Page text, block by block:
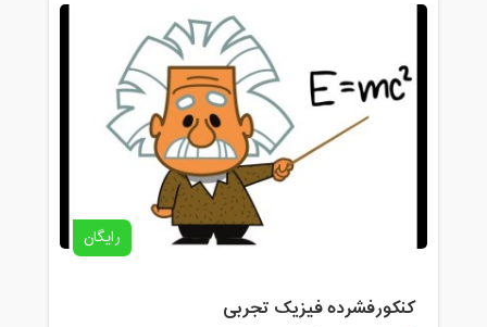
رایگان
کنکورفشرده فیزیک تجربی